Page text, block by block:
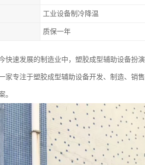
工业设备制冷降温
质保一年
快速发展的制造业中，塑胶成型辅助设备扮演
家专注于塑胶成型辅助设备开发、制造、销
。